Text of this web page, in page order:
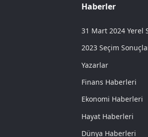
Haberler
31 Mart 2024 Yerel
2023 Seçim
Yazarlar
Finans Haberleri
Ekonomi Haberleri
Hayat Haberleri
Dünya Haberleri